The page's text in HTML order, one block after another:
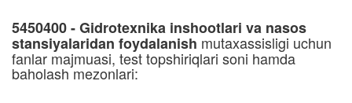
5450400 - Gidrotexnika inshootlari va nasos
stansiyalaridan foydalanish mutaxassisligi uchun
fanlar majmuasi, test topshiriqlari soni hamda
baholash mezonlari: